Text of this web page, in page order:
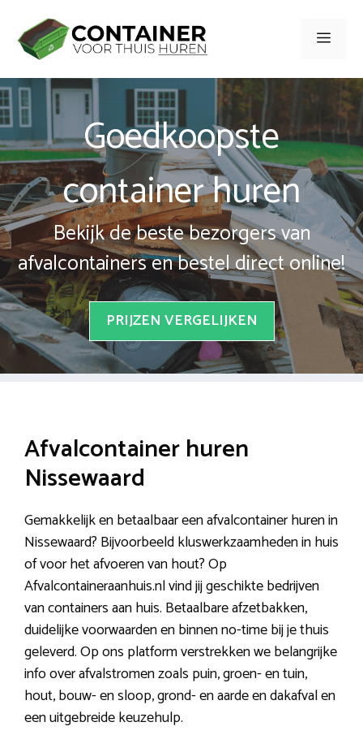
naar
inhoud
Menu
Goedkoopste
container huren
Bekijk de beste bezorgers van
afvalcontainers en bestel direct online!
PRIJZEN VERGELIJKEN
Afvalcontainer huren
Nissewaard
Gemakkelijk en betaalbaar een afvalcontainer huren in
Nissewaard? Bijvoorbeeld kluswerkzaamheden in huis
of voor het afvoeren van hout? Op
Afvalcontaineraanhuis.nl vind jij geschikte bedrijven
van containers aan huis. Betaalbare afzetbakken,
duidelijke voorwaarden en binnen no-time bij je thuis
geleverd. Op ons platform verstrekken we belangrijke
info over afvalstromen zoals puin, groen- en tuin,
hout, bouw- en sloop, grond- en aarde en dakafval en
een uitgebreide keuzehulp.